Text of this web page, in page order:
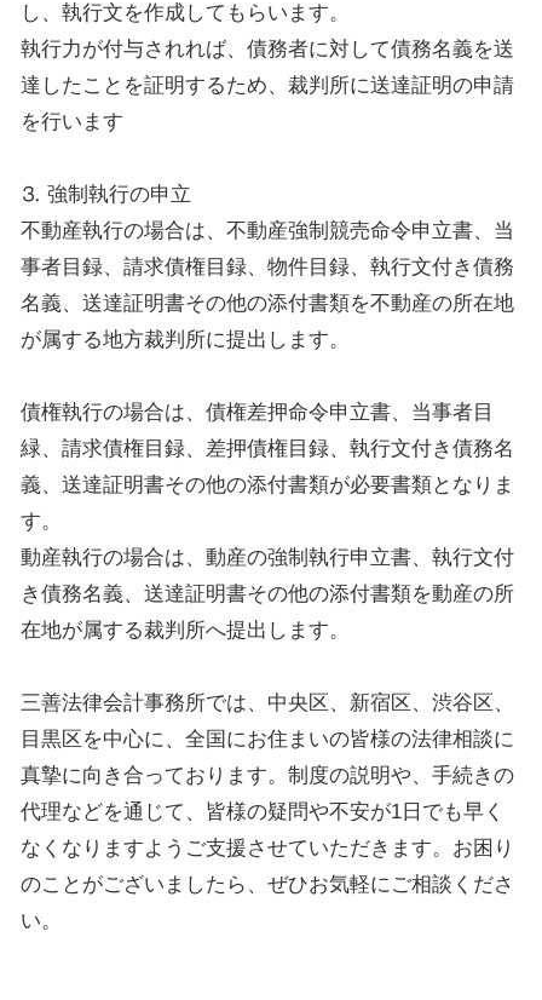
し、執行文を作成してもらいます。
執行力が付与されれば、債務者に対して債務名義を送
達したことを証明するため、裁判所に送達証明の申請
を行います
⒊ 強制執行の申立
不動産執行の場合は、不動産強制競売命令申立書、当
事者目録、請求債権目録、物件目録、執行文付き債務
名義、送達証明書その他の添付書類を不動産の所在地
が属する地方裁判所に提出します。
債権執行の場合は、債権差押命令申立書、当事者目
緑、請求債権目録、差押債権目録、執行文付き債務名
義、送達証明書その他の添付書類が必要書類となりま
す。
動産執行の場合は、動産の強制執行申立書、執行文付
き債務名義、送達証明書その他の添付書類を動産の所
在地が属する裁判所へ提出します。
三善法律会計事務所では、中央区、新宿区、渋谷区、
目黒区を中心に、全国にお住まいの皆様の法律相談に
真摯に向き合っております。制度の説明や、手続きの
代理などを通じて、皆様の疑問や不安が1日でも早く
なくなりますようご支援させていただきます。お困り
のことがございましたら、ぜひお気軽にご相談くださ
い。